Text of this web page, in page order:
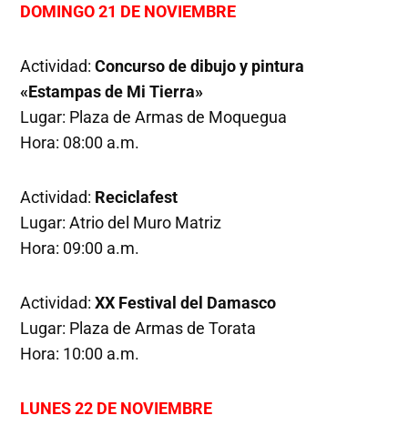
DOMINGO 21 DE NOVIEMBRE
Actividad:Concurso de dibujo y pintura
«Estampas de Mi Tierra»
Lugar: Plaza de Armas de Moquegua
Hora: 08:00 a.m.
Actividad: Reciclafest
Lugar: Atrio del Muro Matriz
Hora: 09:00 a.m.
Actividad:XX Festival del Damasco
Lugar: Plaza de Armas de Torata
Hora: 10:00 a.m.
LUNES 22 DE NOVIEMBRE